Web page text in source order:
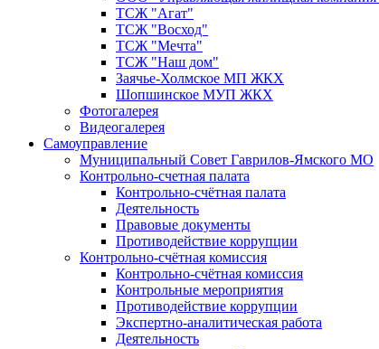
ТСЖ "Агат"
ТСЖ "Восход"
ТСЖ "Мечта"
ТСЖ "Наш дом"
Заячье-Холмское МП ЖКХ
Шопшинское МУП ЖКХ
Фотогалерея
Видеогалерея
Самоуправление
Муниципальный Совет Гаврилов-Ямского МО
Контрольно-счетная палата
Контрольно-счётная палата
Деятельность
Правовые документы
Противодействие коррупции
Контрольно-счётная комиссия
Контрольно-счётная комиссия
Контрольные мероприятия
Противодействие коррупции
Экспертно-аналитическая работа
Деятельность